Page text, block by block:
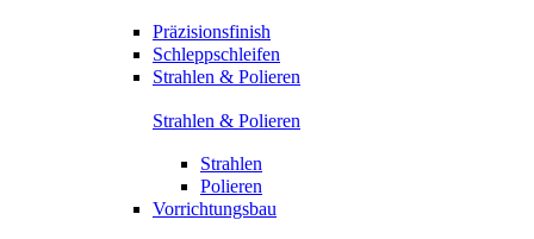
Präzisionsfinish
Schleppschleifen
Strahlen & Polieren
Strahlen & Polieren
Strahlen
Polieren
Vorrichtungsbau